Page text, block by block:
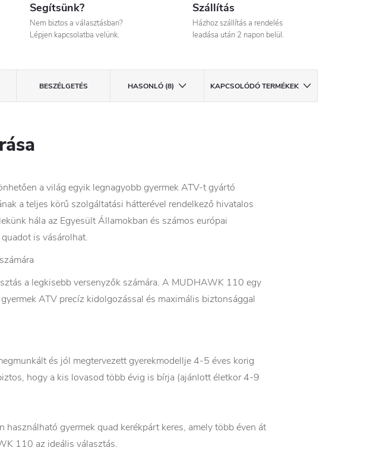
Segítsünk?
Nem biztos a választásban?
Lépjen kapcsolatba velünk.
Szállítás
Házhoz szállítás a rendelés
leadása után 2 napon belül.
BESZÉLGETÉS HASONLÓ (8) KAPCSOLÓDÓ TERMÉKEK
a világ egyik legnagyobb gyermek ATV-t gyártó
a teljes körű szolgáltatási hátterével rendelkező hivatalos
hála az Egyesült Államokban és számos európai
is vásárolhat.
a legkisebb versenyzők számára. A MUDHAWK 110 egy
ATV precíz kidolgozással és maximális biztonsággal
és jól megtervezett gyerekmodellje 4-5 éves korig
hogy a kis lovasod több évig is bírja (ajánlott életkor 4-9
gyermek quad kerékpárt keres, amely több éven át
110 az ideális választás.